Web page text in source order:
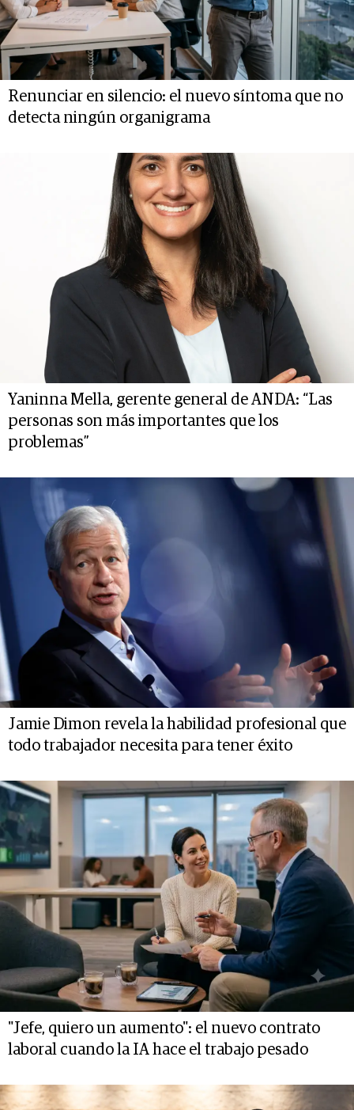
Renunciar en silencio: el nuevo síntoma que no
detecta ningún organigrama
Yaninna Mella, gerente general de ANDA: “Las
personas son más importantes que los
problemas”
Jamie Dimon revela la habilidad profesional que
todo trabajador necesita para tener éxito
"Jefe, quiero un aumento": el nuevo contrato
laboral cuando la IA hace el trabajo pesado